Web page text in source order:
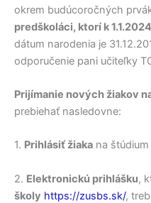
okrem budúcoročných
predškoláci, ktorí k
dátum narodenia je
odporučenie pani učiteľky
Prijímanie nových žiakov
prebiehať nasledovne:
1. Prihlásiť žiaka na štúdium
2. Elektronickú prihlášku,
školy https://zusbs.sk/,